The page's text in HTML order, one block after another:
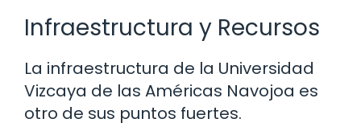
Infraestructura y Recursos
La infraestructura de la Universidad
Vizcaya de las Américas Navojoa es
otro de sus puntos fuertes.